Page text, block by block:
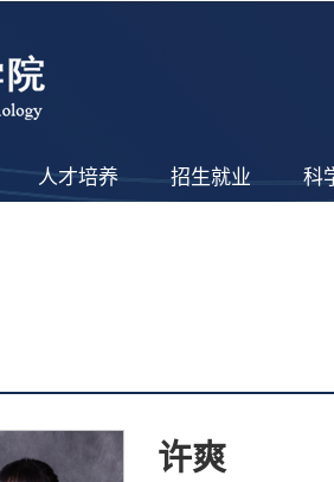
人才培养 招生就业 科
许爽